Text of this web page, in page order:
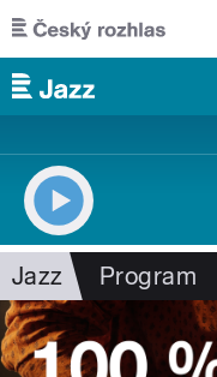
Přejít k hlavnímu obsahu
Jazz Program